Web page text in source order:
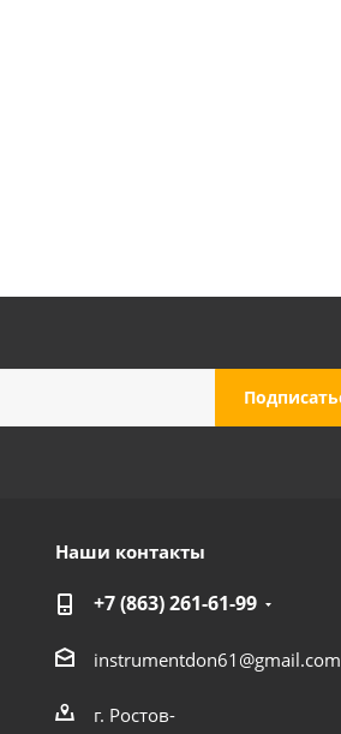
Наши контакты
+7 (863) 261-61-99
instrumentdon61@gmail.com
г. Ростов-